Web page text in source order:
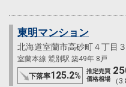
東明マンション
北海道室蘭市高砂町４丁目
室蘭本線 鷲別駅 築49年 8戸
下落率125.2%
推定売買
価格相場
（